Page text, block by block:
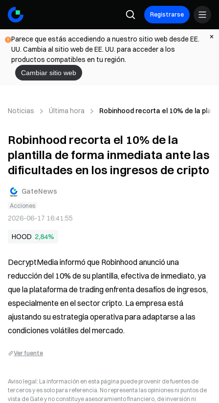
Registrarse
Parece que estás accediendo a nuestro sitio web desde EE.
UU. Cambia al sitio web de EE. UU. para acceder a los
productos compatibles en tu región.
Cambiar sitio web
Noticias Última hora Robinhood recorta el 10% de la
Robinhood recorta el 10% de la
plantilla de forma inmediata ante las
dificultades en los ingresos de cripto
GateNews
Acciones
2026-06-17 16:41:55
HOOD 2,84%
DecryptMedia informó que Robinhood anunció una
reducción del 10% de su plantilla, efectiva de inmediato, ya
que la plataforma de trading enfrenta desafíos de ingresos,
especialmente en el sector cripto. La empresa está
ajustando su estrategia operativa para adaptarse a las
condiciones volátiles del mercado.
Ver fuente
Aviso legal: La información en esta página puede provenir de fuentes de
terceros y es solo para referencia. No representa las opiniones ni puntos de
vista de Gate y no constituye asesoramiento financiero, de inversión ni